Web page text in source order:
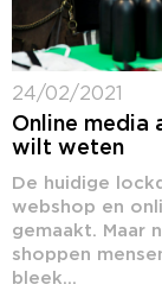
24/02/2021
Online media
wilt weten
De huidige
webshop en
gemaakt. Maar
shoppen
bleek...